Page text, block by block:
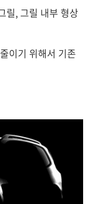
릴, 그릴 내부 형상
이기 위해서 기존